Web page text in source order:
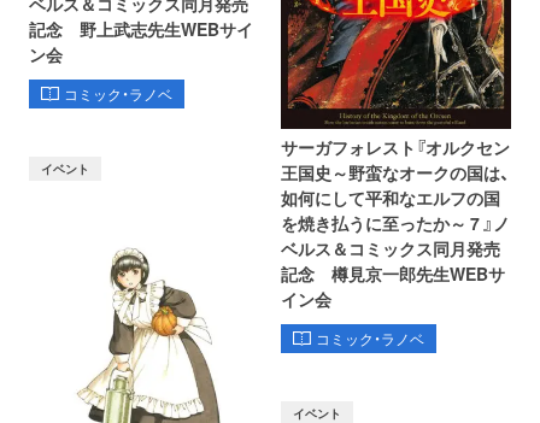
記念 野上武志先生WEBサイ
ン会
コミック・ラノベ
サーガフォレスト『オルクセン
王国史～野蛮なオークの国は、
如何にして平和なエルフの国
を焼き払うに至ったか～ 7 』ノ
ベルス＆コミックス同月発売
記念 樽見京一郎先生WEBサ
イン会
コミック・ラノベ
イベント
イベント